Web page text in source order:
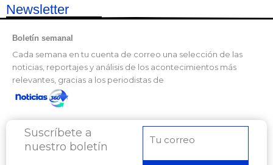
Newsletter
Boletín semanal
Cada semana en tu cuenta de correo una selección de las
noticias, reportajes y análisis de los acontecimientos más
relevantes, gracias a los periodistas de
Suscríbete a
nuestro boletín
electrónico